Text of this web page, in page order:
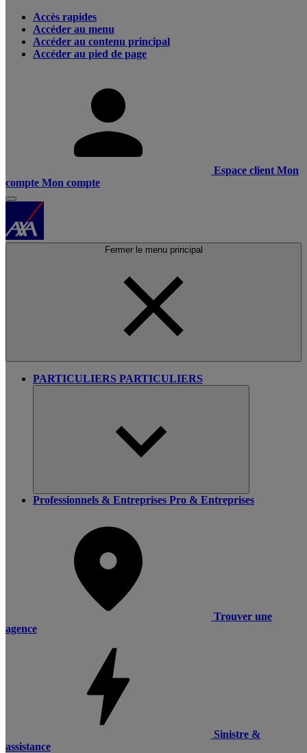
Accès rapides
Accéder au menu
Accéder au contenu principal
Accéder au pied de page
Espace client Mon
compte Mon compte
Fermer le menu principal
PARTICULIERS PARTICULIERS
Professionnels & Entreprises Pro & Entreprises
Trouver une
agence
Sinistre &
assistance